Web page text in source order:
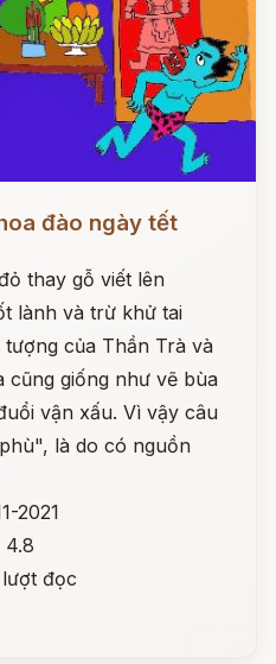
đào ngày tết
thay gỗ viết lên
lành và trừ khử tai
của Thần Trà và
cũng giống như vẽ bùa
vận xấu. Vì vậy câu
là do có nguồn
2021
4.8
đọc